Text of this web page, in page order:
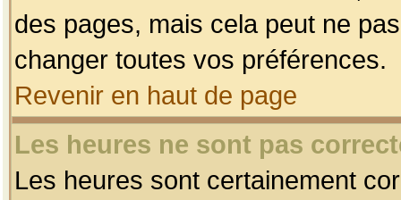
des pages, mais cela peut ne
changer toutes vos préférences.
Revenir en haut de page
Les heures ne sont pas
Les heures sont certainement